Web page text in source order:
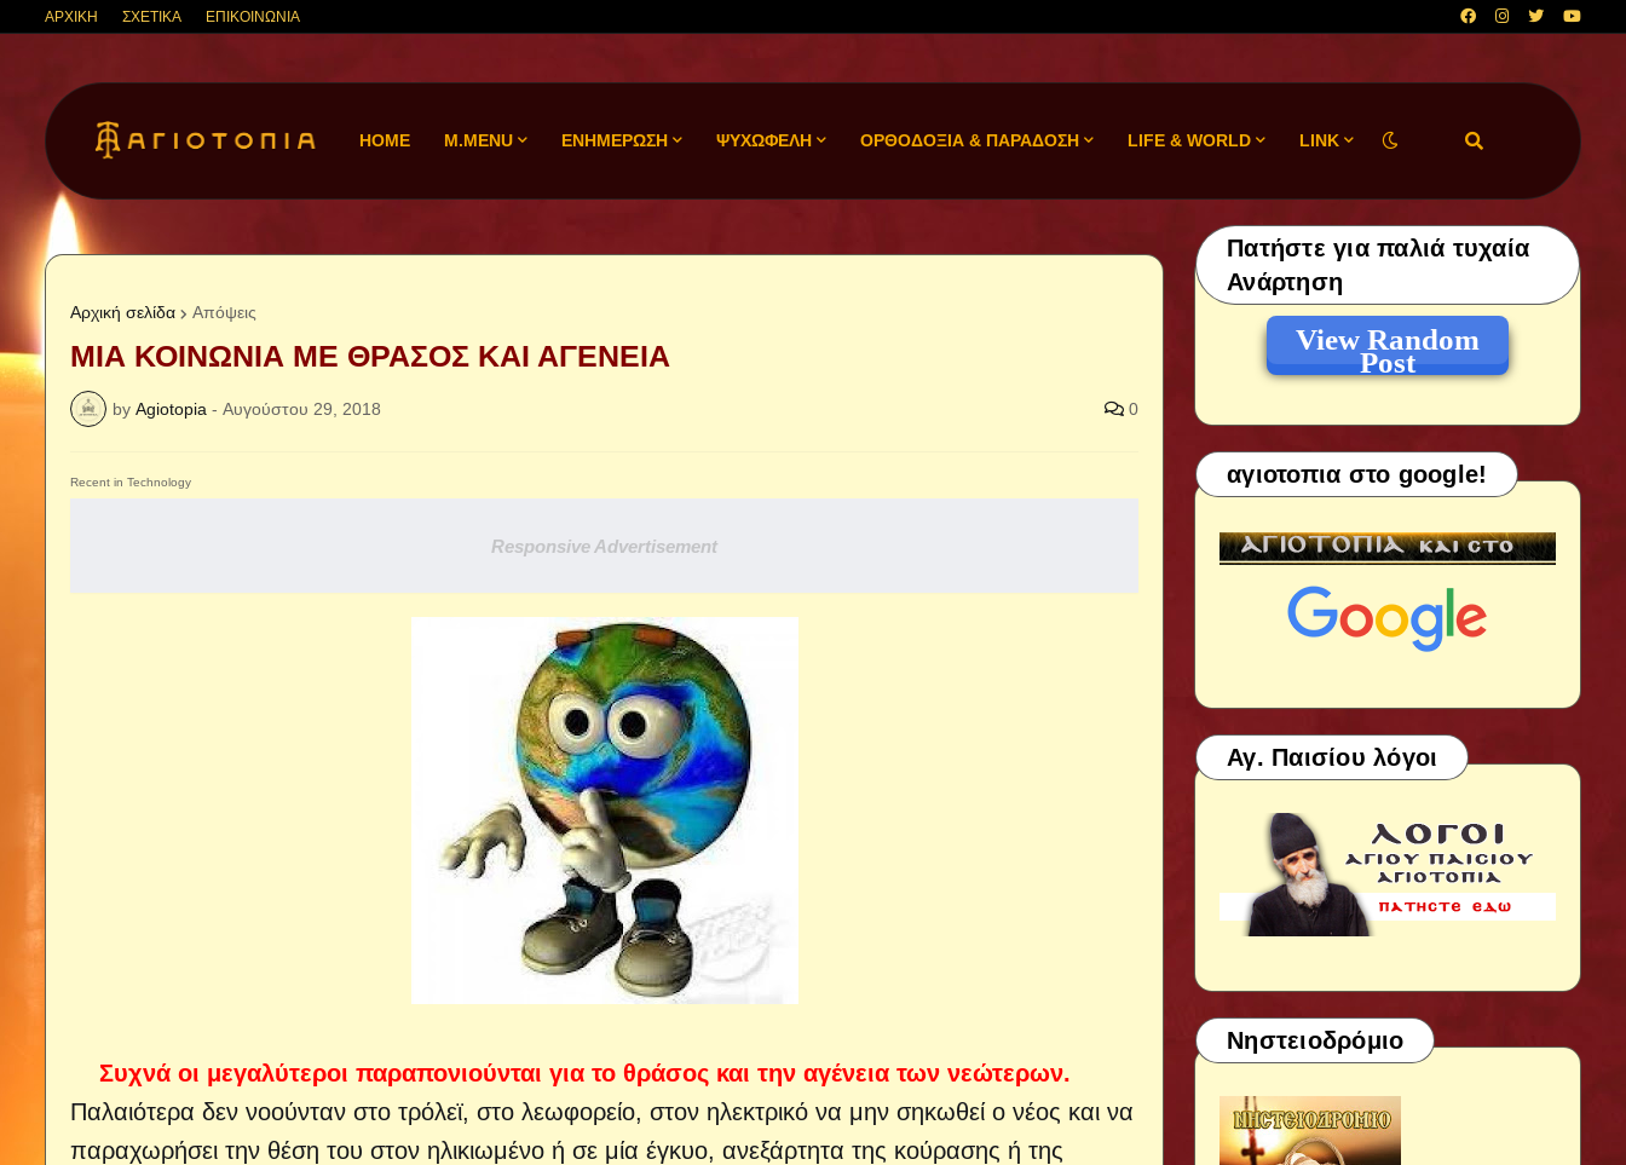
ΑΡΧΙΚΗ ΣΧΕΤΙΚΑ ΕΠΙΚΟΙΝΩΝΙΑ
HOME M.MENU ΕΝΗΜΕΡΩΣΗ ΨΥΧΩΦΕΛΗ ΟΡΘΟΔΟΞΙΑ & ΠΑΡΑΔΟΣΗ LIFE & WORLD LINK
Αρχική σελίδα Απόψεις
ΜΙΑ ΚΟΙΝΩΝΙΑ ΜΕ ΘΡΑΣΟΣ ΚΑΙ ΑΓΕΝΕΙΑ
by Agiotopia - Αυγούστου 29, 2018 0
Recent in Technology
Responsive Advertisement
Συχνά οι μεγαλύτεροι παραπονιούνται για το θράσος και την αγένεια των νεώτερων.
Παλαιότερα δεν νοούνταν στο τρόλεϊ, στο λεωφορείο, στον ηλεκτρικό να μην σηκωθεί ο νέος και να
παραχωρήσει την θέση του στον ηλικιωμένο ή σε μία έγκυο, ανεξάρτητα της κούρασης ή της
Πατήστε για παλιά τυχαία
Ανάρτηση
View Random
Post
αγιοτοπια στο google!
Αγ. Παισίου λόγοι
Νηστειοδρόμιο